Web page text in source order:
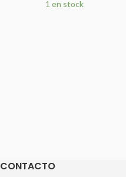
1 en stock
CONTACTO